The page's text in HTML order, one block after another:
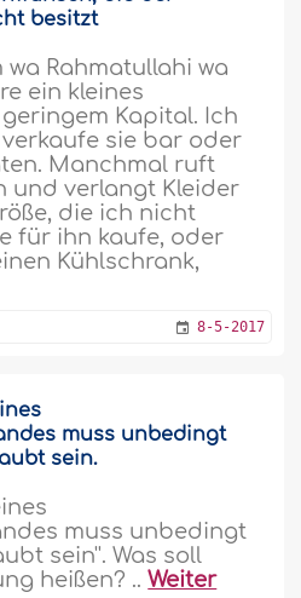
besitzt
Rahmatullahi wa
ein kleines
Kapital. Ich
sie bar oder
Manchmal ruft
und verlangt Kleider
die ich nicht
für ihn kaufe, oder
Kühlschrank,
8-5-2017
muss unbedingt
sein.
muss unbedingt
sein''. Was soll
heißen? ..Weiter